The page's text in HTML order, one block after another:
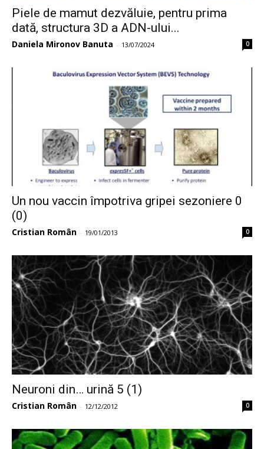
Piele de mamut dezvăluie, pentru prima
dată, structura 3D a ADN-ului...
Daniela Mironov Banuta - 13/07/2024 0
Un nou vaccin împotriva gripei sezoniere 0
(0)
Cristian Român - 19/01/2013 0
Neuroni din… urină 5 (1)
Cristian Român - 12/12/2012 0